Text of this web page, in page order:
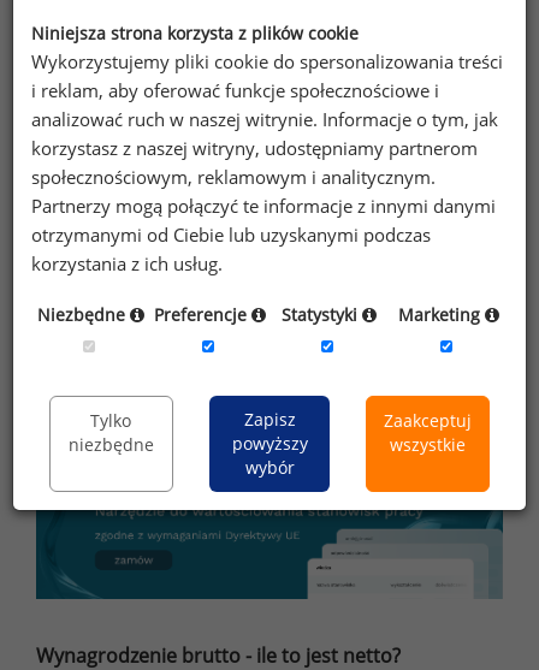
adres e-mail ofert handlowych oraz
informacji marketingowych. Oświadczam,
że zapoznałem się z treściąinformacji na
temat przetwarzania.
Zapisz
regulaminu kopiowanie, przetwarzanie i
wykorzystywanie tekstów oraz danych portalu w
pisemnej zgody redakcji.
Wynagrodzenie brutto - ile to jest netto?
Niniejsza strona korzysta z plików cookie
Wykorzystujemy pliki cookie do spersonalizowania treści
i reklam, aby oferować funkcje społecznościowe i
analizować ruch w naszej witrynie. Informacje o tym, jak
korzystasz z naszej witryny, udostępniamy partnerom
społecznościowym, reklamowym i analitycznym.
Partnerzy mogą połączyć te informacje z innymi danymi
otrzymanymi od Ciebie lub uzyskanymi podczas
korzystania z ich usług.
Niezbędne Preferencje Statystyki Marketing
Tylko
niezbędne
Zapisz
powyższy
wybór
Zaakceptuj
wszystkie